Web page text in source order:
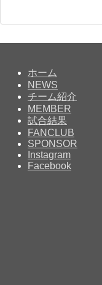
ホーム
NEWS
チーム紹介
MEMBER
試合結果
FANCLUB
SPONSOR
Instagram
Facebook